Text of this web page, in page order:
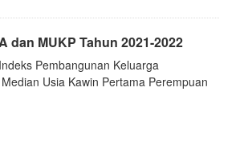
dan MUKP Tahun 2021-2022
Pembangunan Keluarga
Usia Kawin Pertama Perempuan